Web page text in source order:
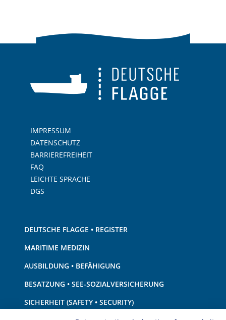
IMPRESSUM
DATENSCHUTZ
BARRIEREFREIHEIT
FAQ
LEICHTE SPRACHE
DGS
DEUTSCHE FLAGGE • REGISTER
MARITIME MEDIZIN
AUSBILDUNG • BEFÄHIGUNG
BESATZUNG • SEE-SOZIALVERSICHERUNG
SICHERHEIT (SAFETY • SECURITY)